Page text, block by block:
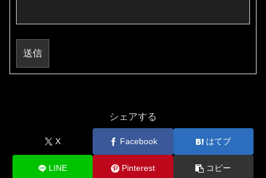
送信
シェアする
X Facebook はてブ
LINE Pinterest コピー